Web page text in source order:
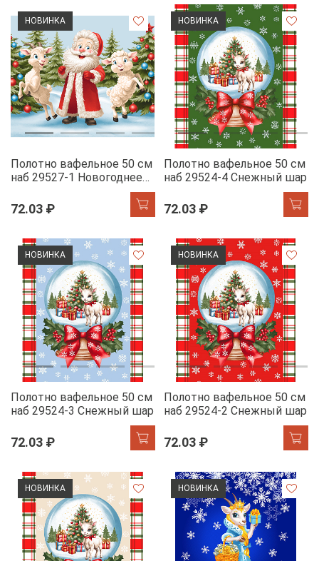
НОВИНКА
Полотно вафельное 50 см
наб 29527-1 Новогоднее
72.03 ₽
НОВИНКА
Полотно вафельное 50 см
наб 29524-4 Снежный шар
72.03 ₽
НОВИНКА
Полотно вафельное 50 см
наб 29524-3 Снежный шар
72.03 ₽
НОВИНКА
Полотно вафельное 50 см
наб 29524-2 Снежный шар
72.03 ₽
НОВИНКА НОВИНКА